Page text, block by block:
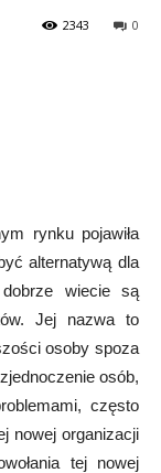
0
2343
rynku pojawiła
alternatywą dla
wiecie są
Jej nazwa to
osoby spoza
osób,
często
nowej organizacji
tej nowej